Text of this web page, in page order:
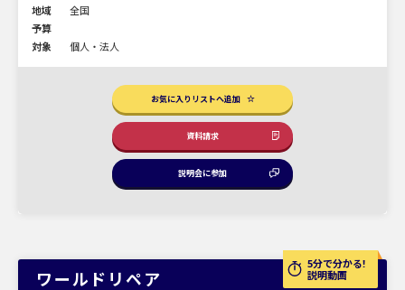
地域
全国
予算
対象
個人・法人
お気に入りリストへ追加
資料請求
説明会に参加
5分で分かる!
説明動画
ワールドリペア